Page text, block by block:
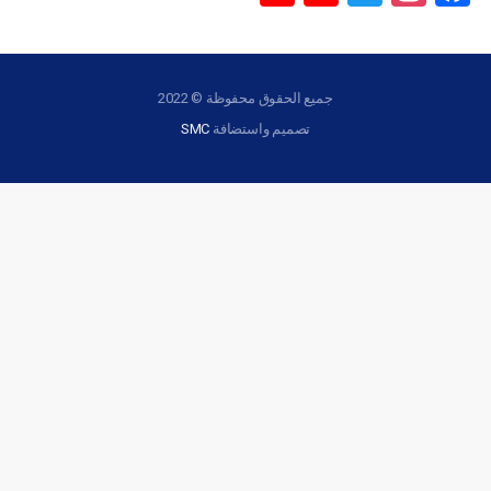
جميع الحقوق محفوظة © 2022
تصميم واستضافة SMC